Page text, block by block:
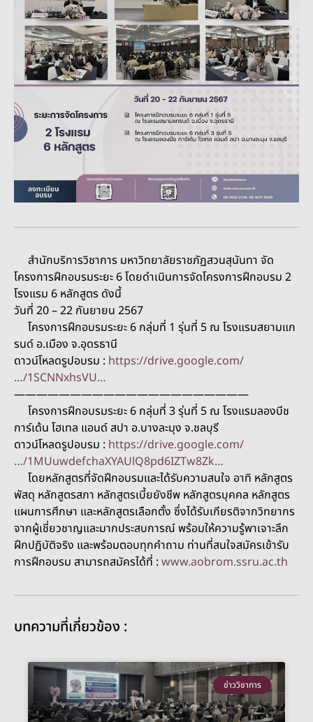
สำนักบริการวิชาการ มหาวิทยาลัยราชภัฏสวนสุนันทา จัด
โครงการฝึกอบรมระยะ 6 โดยดำเนินการจัดโครงการฝึกอบรม 2
โรงแรม 6 หลักสูตร ดังนี้
วันที่ 20 – 22 กันยายน 2567
โครงการฝึกอบรมระยะ 6 กลุ่มที่ 1 รุ่นที่ 5 ณ โรงแรมสยามแก
รนด์ อ.เมือง จ.อุดรธานี
ดาวน์โหลดรูปอบรม : https://drive.google.com/
…/1SCNNxhsVU…
—————————————————————
โครงการฝึกอบรมระยะ 6 กลุ่มที่ 3 รุ่นที่ 5 ณ โรงแรมลองบีช
การ์เด้น โฮเทล แอนด์ สปา อ.บางละมุง จ.ชลบุรี
ดาวน์โหลดรูปอบรม : https://drive.google.com/
…/1MUuwdefchaXYAUlQ8pd6IZTw8Zk…
โดยหลักสูตรที่จัดฝึกอบรมและได้รับความสนใจ อาทิ หลักสูตร
พัสดุ หลักสูตรสภา หลักสูตรเบี้ยยังชีพ หลักสูตรบุคคล หลักสูตร
แผนการศึกษา และหลักสูตรเลือกตั้ง ซึ่งได้รับเกียรติจากวิทยากร
จากผู้เชี่ยวชาญและมากประสบการณ์ พร้อมให้ความรู้พาเจาะลึก
ฝึกปฏิบัติจริง และพร้อมตอบทุกคำถาม ท่านที่สนใจสมัครเข้ารับ
การฝึกอบรม สามารถสมัครได้ที่ : www.aobrom.ssru.ac.th
บทความที่เกี่ยวข้อง :
ข่าววิชาการ